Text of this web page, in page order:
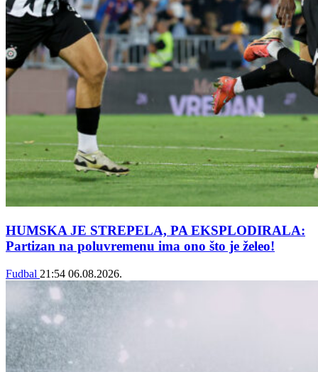
HUMSKA JE STREPELA, PA EKSPLODIRALA:
Partizan na poluvremenu ima ono što je želeo!
Fudbal 21:54 06.08.2026.